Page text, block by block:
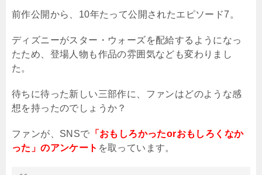
前作公開から、10年たって公開されたエピソード7。
ディズニーがスター・ウォーズを配給するようになっ
たため、登場人物も作品の雰囲気なども変わりまし
た。
待ちに待った新しい三部作に、ファンはどのような感
想を持ったのでしょうか？
ファンが、SNSで 「おもしろかったorおもしろくなか
った」のアンケート を取っています。